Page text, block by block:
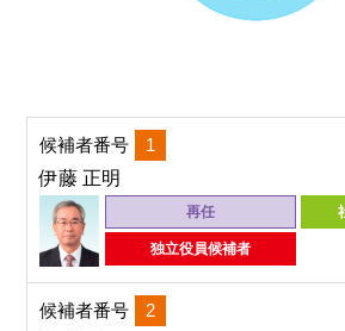
候補者番号
1
伊藤 正明
再任
独立役員候補者
候補者番号
2